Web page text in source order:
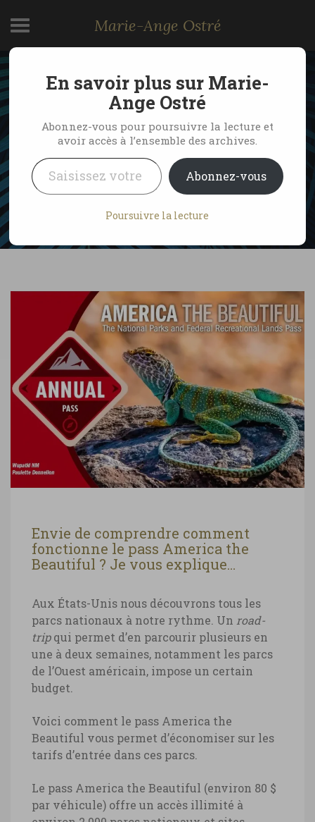
Marie-Ange Ostré
USA, comment
fonctionne le pass
America the Beautiful ?
Envie de comprendre comment
fonctionne le pass America the
Beautiful ? Je vous explique…
Aux États-Unis nous découvrons tous les
parcs nationaux à notre rythme. Un road-
tripqui permet d’en parcourir plusieurs en
une à deux semaines, notamment les parcs
de l’Ouest américain, impose un certain
budget.
Voici comment le pass America the
Beautiful vous permet d’économiser sur les
tarifs d’entrée dans ces parcs.
Le pass America the Beautiful (environ 80 $
par véhicule) offre un accès illimité à
En savoir plus sur Marie-
Ange Ostré
Abonnez-vous pour poursuivre la lecture et
avoir accès à l’ensemble des archives.
Saisissez votre adresse e-mail…
Abonnez-vous
Poursuivre la lecture